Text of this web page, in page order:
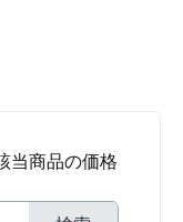
チ・錠前装置・周
当商品の価格